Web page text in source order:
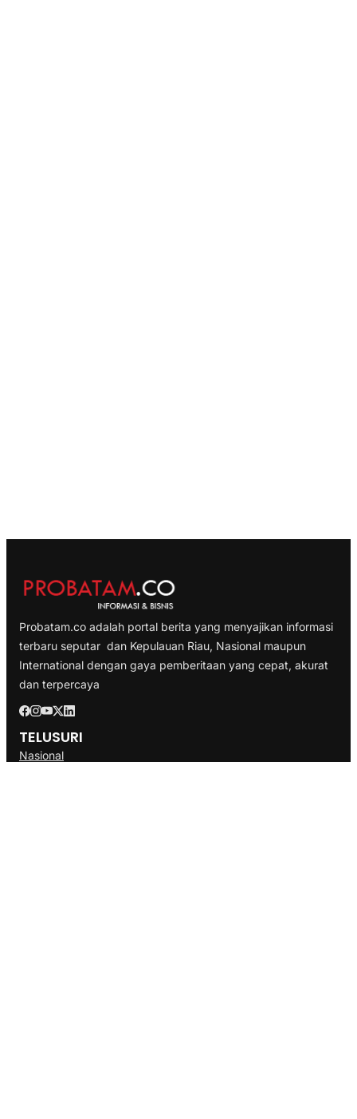
Probatam.co adalah portal berita yang menyajikan informasi
terbaru seputar dan Kepulauan Riau, Nasional maupun
International dengan gaya pemberitaan yang cepat, akurat
dan terpercaya
TELUSURI
Nasional